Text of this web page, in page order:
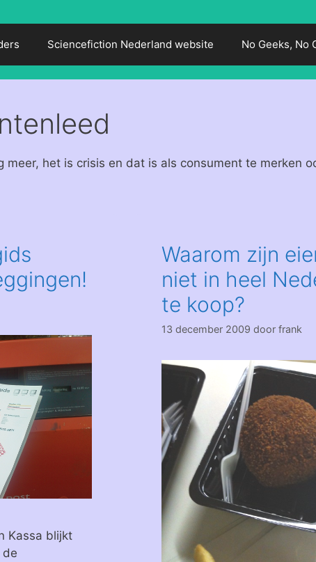
Sciencefiction Nederland website No Geeks, No
meer, het is crisis en dat is als consument te merken
Kassa blijkt
de
Waarom zijn
niet in heel
te koop?
13 december 2009 door frank